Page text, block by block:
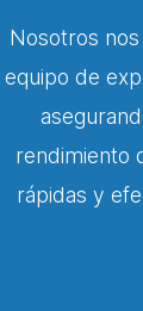
Nosotros
equipo de
rendimiento
rápidas y